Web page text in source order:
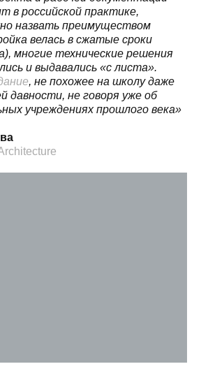
в российской практике,
назвать преимуществом
велась в сжатые сроки
многие технические решения
и выдавались «с листа».
, не похожее на школу даже
давности, не говоря уже об
учреждениях прошлого века»